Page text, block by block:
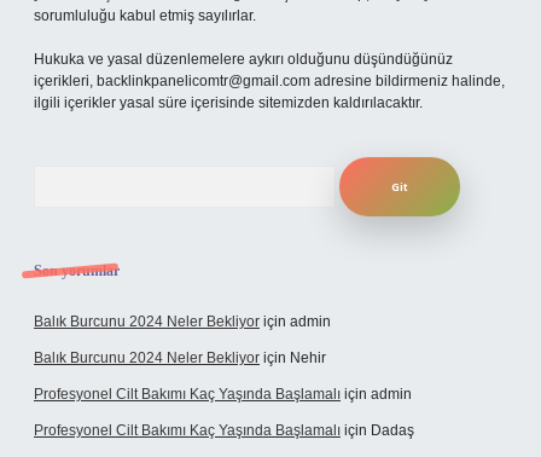
sorumluluğu kabul etmiş sayılırlar.
Hukuka ve yasal düzenlemelere aykırı olduğunu düşündüğünüz
içerikleri, backlinkpanelicomtr@gmail.com adresine bildirmeniz halinde,
ilgili içerikler yasal süre içerisinde sitemizden kaldırılacaktır.
Son yorumlar
Balık Burcunu 2024 Neler Bekliyor için admin
Balık Burcunu 2024 Neler Bekliyor için Nehir
Profesyonel Cilt Bakımı Kaç Yaşında Başlamalı için admin
Profesyonel Cilt Bakımı Kaç Yaşında Başlamalı için Dadaş